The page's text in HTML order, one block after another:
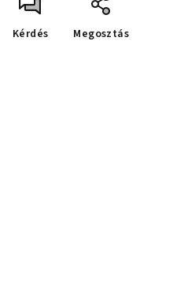
Kérdés Megosztás